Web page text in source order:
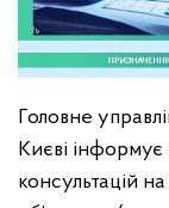
Головне
Києві
консультацій